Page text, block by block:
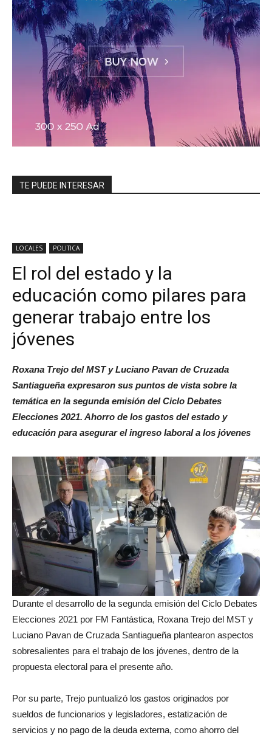
TE PUEDE INTERESAR